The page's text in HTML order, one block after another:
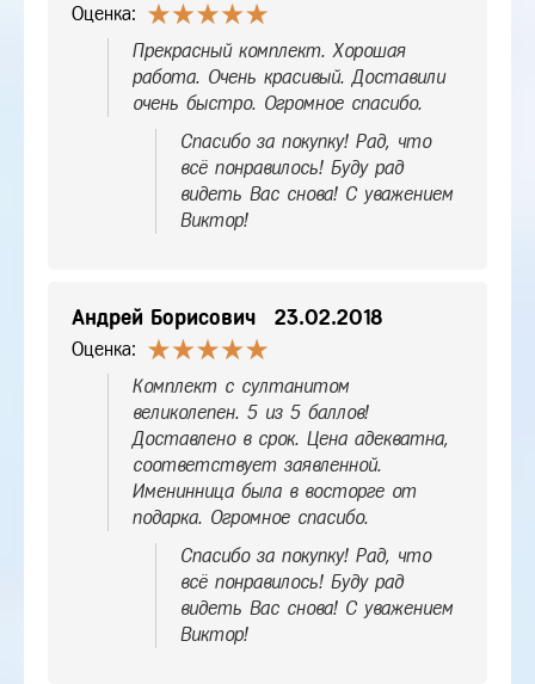
Оценка:
Прекрасный комплект. Хорошая
работа. Очень красивый. Доставили
очень быстро. Огромное спасибо.
Спасибо за покупку! Рад, что
всё понравилось! Буду рад
видеть Вас снова! С уважением
Виктор!
Андрей Борисович 23.02.2018
Оценка:
Комплект с султанитом
великолепен. 5 из 5 баллов!
Доставлено в срок. Цена адекватна,
соответствует заявленной.
Именинница была в восторге от
подарка. Огромное спасибо.
Спасибо за покупку! Рад, что
всё понравилось! Буду рад
видеть Вас снова! С уважением
Виктор!